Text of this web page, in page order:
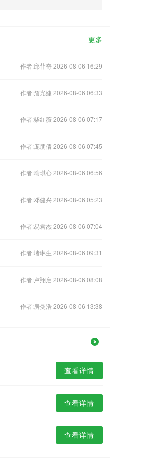
更多
作者:邱菲奇 2026-08-06 16:29
作者:詹光婕 2026-08-06 06:33
作者:柴红薇 2026-08-06 07:17
作者:庞朋倩 2026-08-06 07:45
作者:喻琪心 2026-08-06 06:56
作者:邓健兴 2026-08-06 05:23
作者:易君杰 2026-08-06 07:04
作者:堵琳生 2026-08-06 09:31
作者:卢翔启 2026-08-06 08:08
作者:房曼浩 2026-08-06 13:38
查看详情
查看详情
查看详情